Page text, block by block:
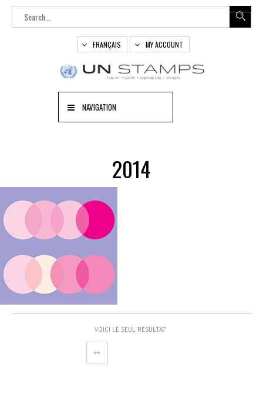
FRANÇAIS MY ACCOUNT
NAVIGATION
2014
VOICI LE SEUL RÉSULTAT